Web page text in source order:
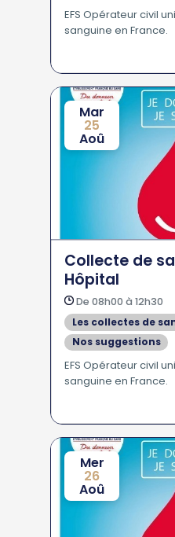
EFS Opérateur civil
sanguine en France.
Mar
25
Aoû
Collecte de
Hôpital
De 08h00 à 12h30
Les collectes de
Nos suggestions
EFS Opérateur civil
sanguine en France.
Mer
26
Aoû